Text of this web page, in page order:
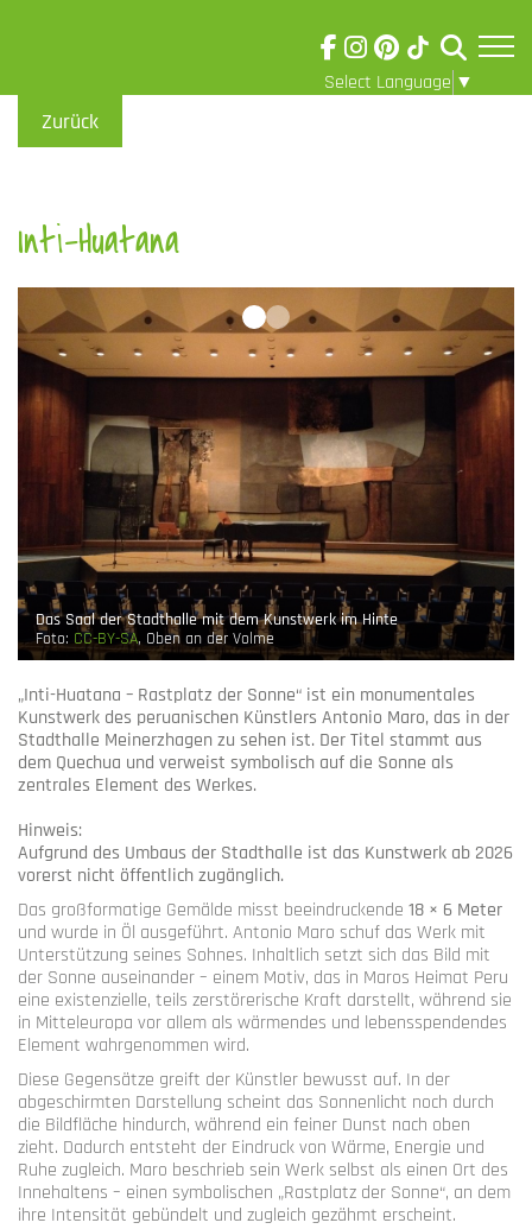
Assistenzsoftware
öffnen.
Select Language ▼
Zurück
Inti-Huatana
Das Saal der Stadthalle mit dem Kunstwerk im Hinte
Foto: CC-BY-SA, Oben an der Volme
„Inti-Huatana – Rastplatz der Sonne“ ist ein monumentales
Kunstwerk des peruanischen Künstlers Antonio Maro, das in der
Stadthalle Meinerzhagenzu sehen ist. Der Titel stammt aus
dem Quechua und verweist symbolisch auf die Sonne als
zentrales Element des Werkes.
Hinweis:
Aufgrund des Umbaus der Stadthalle ist das Kunstwerk ab 2026
vorerst nicht öffentlich zugänglich.
Das großformatige Gemälde misst beeindruckende 18 × 6 Meter
und wurde in Öl ausgeführt. Antonio Maro schuf das Werk mit
Unterstützung seines Sohnes. Inhaltlich setzt sich das Bild mit
der Sonne auseinander – einem Motiv, das in Maros Heimat Peru
eine existenzielle, teils zerstörerische Kraft darstellt, während sie
in Mitteleuropa vor allem als wärmendes und lebensspendendes
Element wahrgenommen wird.
Diese Gegensätze greift der Künstler bewusst auf. In der
abgeschirmten Darstellung scheint das Sonnenlicht noch durch
die Bildfläche hindurch, während ein feiner Dunst nach oben
zieht. Dadurch entsteht der Eindruck von Wärme, Energie und
Ruhe zugleich. Maro beschrieb sein Werk selbst als einen Ort des
Innehaltens – einen symbolischen „Rastplatz der Sonne“, an dem
ihre Intensität gebündelt und zugleich gezähmt erscheint.